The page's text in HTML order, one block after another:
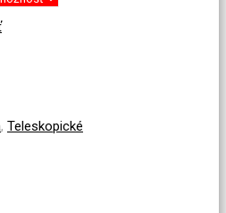
, Teleskopické